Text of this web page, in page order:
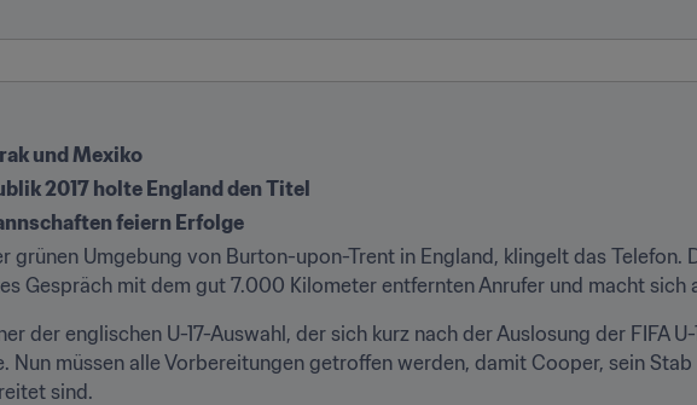
und Mexiko
2017 holte England den Titel
feiern Erfolge
grünen Umgebung von Burton-upon-Trent in England, klingelt das Telefon.
Gespräch mit dem gut 7.000 Kilometer entfernten Anrufer und macht sich
der englischen U-17-Auswahl, der sich kurz nach der Auslosung der FIFA U-
müssen alle Vorbereitungen getroffen werden, damit Cooper, sein
sind.